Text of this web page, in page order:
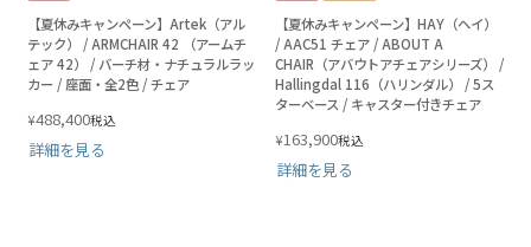
【夏休みキャンペーン】Artek（アル
テック） / ARMCHAIR 42 （アームチ
ェア 42） / バーチ材・ナチュラルラッ
カー / 座面・全2色 / チェア
¥488,400税込
詳細を見る
【夏休みキャンペーン】HAY（ヘイ）
/ AAC51 チェア / ABOUT A
CHAIR（アバウトアチェアシリーズ） /
Hallingdal 116（ハリンダル） / 5ス
ターベース / キャスター付きチェア
¥163,900税込
詳細を見る